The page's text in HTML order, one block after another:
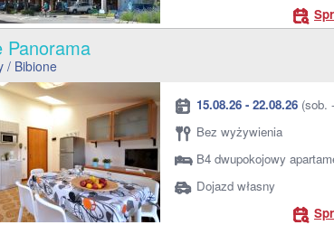
Panorama
/ Bibione
15.08.26 - 22.08.26 (sob.
Bez wyżywienia
B4 dwupokojowy
Dojazd własny